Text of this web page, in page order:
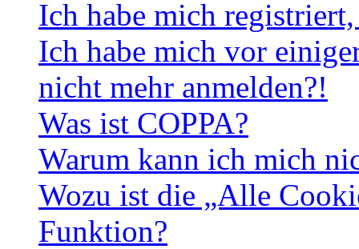
Ich habe mich
Ich habe mich vor
nicht mehr anmelden?!
Was ist COPPA?
Warum kann ich mich
Wozu ist die „Alle
Funktion?